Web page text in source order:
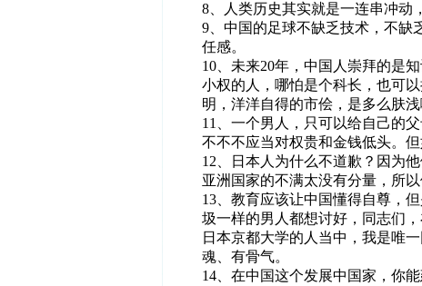
8、人类历史其实就是一连串冲动
9、中国的足球不缺乏技术，不缺
任感。
10、未来20年，中国人崇拜的是
小权的人，哪怕是个科长，也可
明，洋洋自得的市侩，是多么肤浅
11、一个男人，只可以给自己的
不不不应当对权贵和金钱低头。
12、日本人为什么不道歉？因为
亚洲国家的不满太没有分量，所以
13、教育应该让中国懂得自尊，
圾一样的男人都想讨好，同志们
日本京都大学的人当中，我是唯
魂、有骨气。
14、在中国这个发展中国家，你